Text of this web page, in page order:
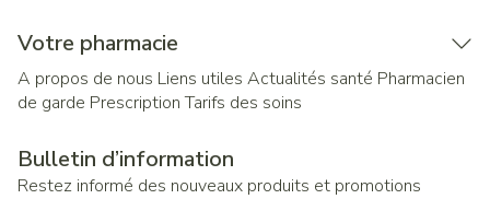
Votre pharmacie
A propos de nous Liens utiles Actualités santé Pharmacien
de garde Prescription Tarifs des soins
Bulletin d’information
Restez informé des nouveaux produits et promotions